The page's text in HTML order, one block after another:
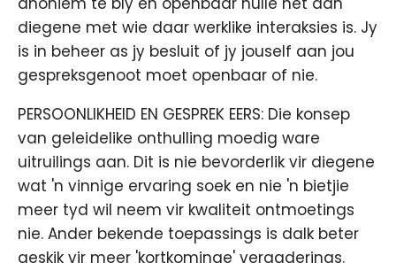
diegene met wie daar werklike interaksies is. Jy
is in beheer as jy besluit of jy jouself aan jou
gespreksgenoot moet openbaar of nie.
PERSOONLIKHEID EN GESPREK EERS: Die konsep
van geleidelike onthulling moedig ware
uitruilings aan. Dit is nie bevorderlik vir diegene
wat 'n vinnige ervaring soek en nie 'n bietjie
meer tyd wil neem vir kwaliteit ontmoetings
nie. Ander bekende toepassings is dalk beter
geskik vir meer 'kortkominge' vergaderings.